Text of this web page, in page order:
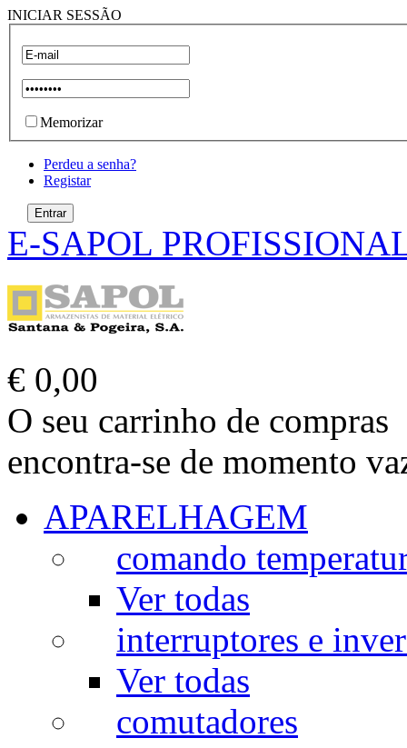
INICIAR SESSÃO
Memorizar
Perdeu a senha?
Registar
E-SAPOL
€ 0,00
O seu carrinho de compras
encontra-se de momento
APARELHAGEM
comando
Ver todas
interruptores e
Ver todas
comutadores